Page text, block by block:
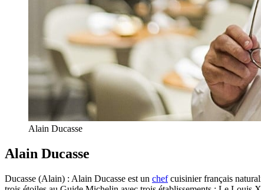
Alain Ducasse
Alain Ducasse
Ducasse (Alain) : Alain Ducasse est un chefcuisinier français